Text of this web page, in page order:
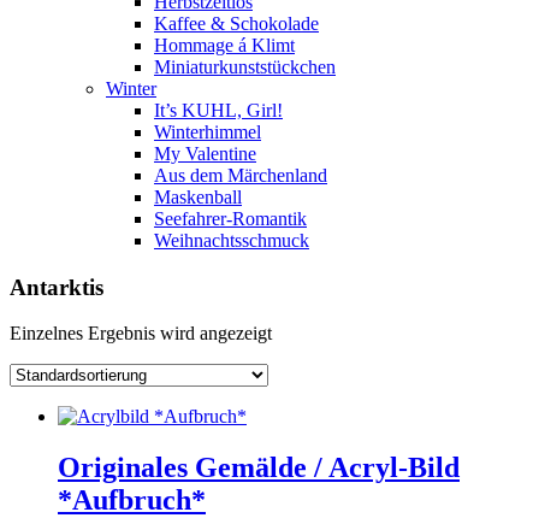
Kaffee & Schokolade
Hommage á Klimt
Miniaturkunststückchen
Winter
It’s KUHL, Girl!
Winterhimmel
My Valentine
Aus dem Märchenland
Maskenball
Seefahrer-Romantik
Weihnachtsschmuck
Antarktis
Einzelnes Ergebnis wird angezeigt
Originales Gemälde / Acryl-Bild
*Aufbruch*